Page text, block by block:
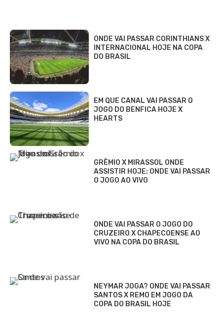
ONDE VAI PASSAR CORINTHIANS X
INTERNACIONAL HOJE NA COPA
DO BRASIL
EM QUE CANAL VAI PASSAR O
JOGO DO BENFICA HOJE X
HEARTS
GRÊMIO X MIRASSOL ONDE
ASSISTIR HOJE: ONDE VAI PASSAR
O JOGO AO VIVO
ONDE VAI PASSAR O JOGO DO
CRUZEIRO X CHAPECOENSE AO
VIVO NA COPA DO BRASIL
NEYMAR JOGA? ONDE VAI PASSAR
SANTOS X REMO EM JOGO DA
COPA DO BRASIL HOJE